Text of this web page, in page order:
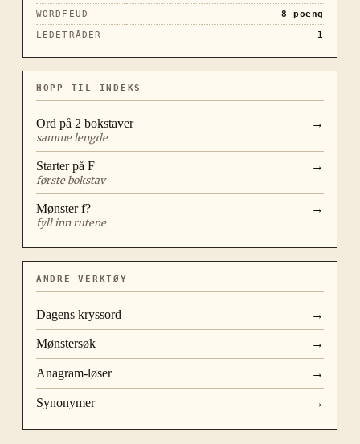
WORDFEUD
8
poeng
LEDETRÅDER
1
HOPP TIL INDEKS
Ord på 2 bokstaver
samme lengde
→
Starter på F
første bokstav
→
Mønsterf?
fyll inn rutene
→
ANDRE VERKTØY
Dagens kryssord →
Mønstersøk →
Anagram-løser →
Synonymer →